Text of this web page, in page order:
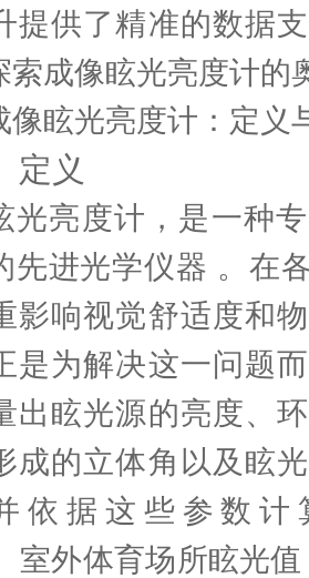
提供了精准的数据
索成像眩光亮度计的
像眩光亮度计：定义
定义
光亮度计，是一种
先进光学仪器 。在
影响视觉舒适度和
是为解决这一问题
出眩光源的亮度、
成的立体角以及眩
依据这些参数计
室外体育场所眩光